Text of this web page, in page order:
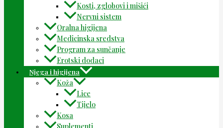
Kosti, zglobovi i mišići
Nervni sistem
Oralna higijena
Medicinska sredstva
Program za sunčanje
Erotski dodaci
Njega i higijena
Koža
Lice
Tijelo
Kosa